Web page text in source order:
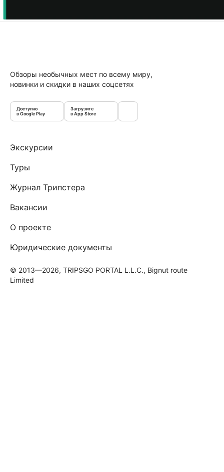
Обзоры необычных мест по всему миру,
новинки и скидки в наших соцсетях
Доступно
в Google Play
Загрузите
в App Store
Экскурсии
Туры
Журнал Трипстера
Вакансии
О проекте
Юридические документы
© 2013—2026, TRIPSGO PORTAL L.L.C., Bignut route
Limited